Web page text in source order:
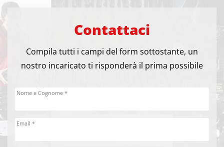
Contattaci
Compila tutti i campi del form sottostante, un
nostro incaricato ti risponderà il prima possibile
Nome e Cognome *
Email *